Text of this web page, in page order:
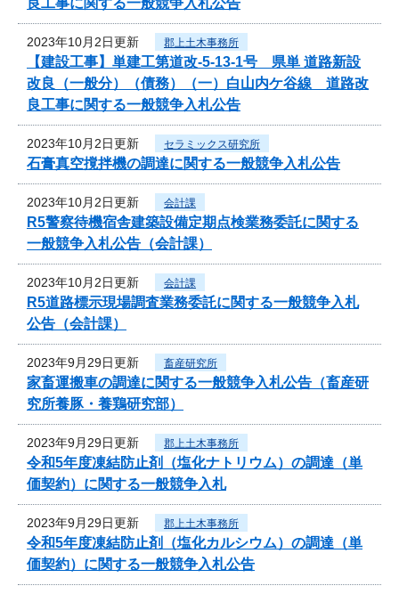
2023年10月2日更新 郡上土木事務所
【建設工事】単建工第道改-5-13-1号 県単 道路新設
改良（一般分）（債務）（一）白山内ケ谷線 道路改
良工事に関する一般競争入札公告
2023年10月2日更新 セラミックス研究所
石膏真空撹拌機の調達に関する一般競争入札公告
2023年10月2日更新 会計課
R5警察待機宿舎建築設備定期点検業務委託に関する
一般競争入札公告（会計課）
2023年10月2日更新 会計課
R5道路標示現場調査業務委託に関する一般競争入札
公告（会計課）
2023年9月29日更新 畜産研究所
家畜運搬車の調達に関する一般競争入札公告（畜産研
究所養豚・養鶏研究部）
2023年9月29日更新 郡上土木事務所
令和5年度凍結防止剤（塩化ナトリウム）の調達（単
価契約）に関する一般競争入札
2023年9月29日更新 郡上土木事務所
令和5年度凍結防止剤（塩化カルシウム）の調達（単
価契約）に関する一般競争入札公告